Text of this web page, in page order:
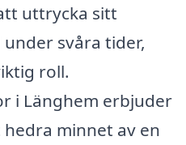
uttrycka sitt
svåra tider,
roll.
i Länghem erbjuder
minnet av en